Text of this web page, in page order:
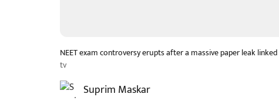
NEET exam controversy erupts after a massive paper leak
tv
Suprim Maskar